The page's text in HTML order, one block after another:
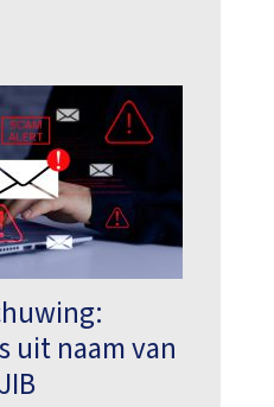
uit naam van